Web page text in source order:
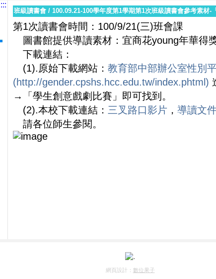
:::
班級讀書會/ 100.09.21-100學年度第1學期第1次班級讀書會參考素材-
第1次讀書會時間：100/9/21(三)班會課
圖書館提供導讀素材：宜商花young年華得
下載連結：
(1).原始下載網站： 教育部中部辦公室性別
(http://gender.cpshs.hcc.edu.tw/index.phtml)
→「學生創意戲劇比賽」即可找到。
(2).本校下載連結： 三叉路口影片， 導讀文
請各位師生參閱。
網頁設計： 數位果子